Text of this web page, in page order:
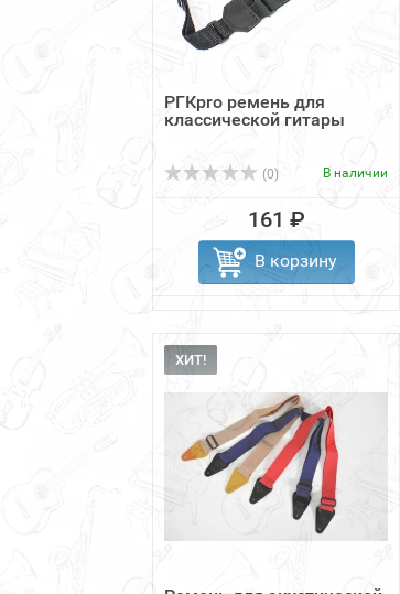
РГКpro ремень для
классической гитары
(0) В наличии
161 ₽
В корзину
ХИТ!